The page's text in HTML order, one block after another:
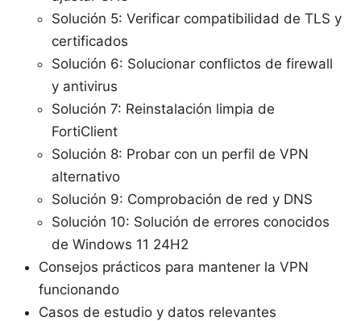
Solución 5: Verificar compatibilidad de TLS y
certificados
Solución 6: Solucionar conflictos de firewall
y antivirus
Solución 7: Reinstalación limpia de
FortiClient
Solución 8: Probar con un perfil de VPN
alternativo
Solución 9: Comprobación de red y DNS
Solución 10: Solución de errores conocidos
de Windows 11 24H2
Consejos prácticos para mantener la VPN
funcionando
Casos de estudio y datos relevantes